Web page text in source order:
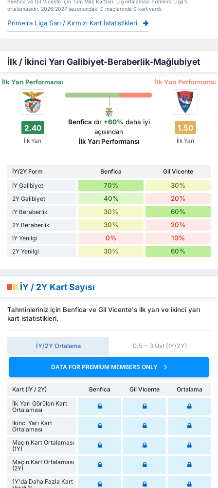
Benfica ve Gil Vicente için Tüm Maç Kartları. Lig ortalaması Primeira Liga's
ortalamasıdır. 2026/2027 sezonundaki 0 maçlarında 0 kart vardı.
Primeira Liga Sarı / Kırmızı Kart İstatistikleri
İlk / İkinci Yarı Galibiyet-Beraberlik-Mağlubiyet
İlk Yarı Performansı İlk Yarı Performansı
2.40
İlk Yarı
Benfica dır +60% daha iyi
açısından
İlk Yarı Performansı
1.50
İlk Yarı
İY/2Y Form Benfica
Gil Vicente
İY Galibiyet
70% 30%
2Y Galibiyet 40% 20%
İY Beraberlik 30% 60%
2Y Beraberlik 30% 20%
İY Yenilgi 0% 10%
2Y Yenilgi 30% 60%
İY / 2Y Kart Sayısı
Tahminleriniz için Benfica ve Gil Vicente's ilk yarı ve ikinci yarı
kart istatistikleri.
İY/2Y Ortalama 0.5 ~ 3 Üst (İY/2Y)
DATA FOR PREMIUM MEMBERS ONLY
Kart (İY / 2Y) Benfica Gil Vicente
Ortalama
İlk Yarı Görülen Kart
Ortalaması
İkinci Yarı Kart
Ortalaması
Maçın Kart Ortalaması
(1Y)
Maçın Kart Ortalaması
(2Y)
1Y'da Daha Fazla Kart